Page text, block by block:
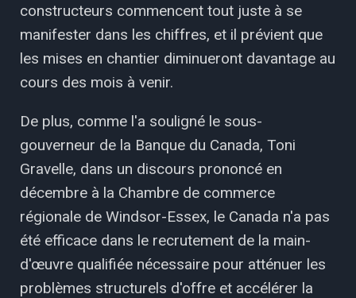
constructeurs commencent tout juste à se
manifester dans les chiffres, et il prévient que
les mises en chantier diminueront davantage au
cours des mois à venir.
De plus, comme l'a souligné le sous-
gouverneur de la Banque du Canada, Toni
Gravelle, dans un discours prononcé en
décembre à la Chambre de commerce
régionale de Windsor-Essex, le Canada n'a pas
été efficace dans le recrutement de la main-
d'œuvre qualifiée nécessaire pour atténuer les
problèmes structurels d'offre et accélérer la